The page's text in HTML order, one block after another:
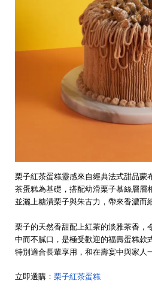
栗子紅茶蛋糕靈感來自經典法式甜品蒙
茶蛋糕為基礎，搭配幼滑栗子慕絲層層
並灑上糖漬栗子與朱古力，帶來香濃而
栗子的天然香甜配上紅茶的淡雅茶香，
中而不膩口，是極受歡迎的福壽蛋糕款
特別適合長輩享用，和在壽宴中與家人
立即選購： 栗子紅茶蛋糕